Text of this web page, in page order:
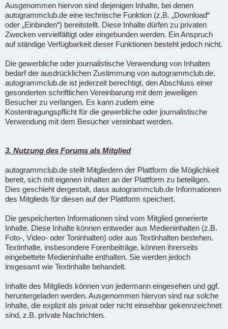
Ausgenommen hiervon sind diejenigen Inhalte, bei denen
autogrammclub.de eine technische Funktion (z.B. „Download“
oder „Einbinden“) bereitstellt. Diese Inhalte dürfen zu privaten
Zwecken vervielfältigt oder eingebunden werden. Ein Anspruch
auf ständige Verfügbarkeit dieser Funktionen besteht jedoch nicht.
Die gewerbliche oder journalistische Verwendung von Inhalten
bedarf der ausdrücklichen Zustimmung von autogrammclub.de.
autogrammclub.de ist jederzeit berechtigt, den Abschluss einer
gesonderten schriftlichen Vereinbarung mit dem jeweiligen
Besucher zu verlangen. Es kann zudem eine
Kostentragungspflicht für die gewerbliche oder journalistische
Verwendung mit dem Besucher vereinbart werden.
3. Nutzung des Forums als Mitglied
autogrammclub.de stellt Mitgliedern der Plattform die Möglichkeit
bereit, sich mit eigenen Inhalten an der Plattform zu beteiligen.
Dies geschieht dergestalt, dass autogrammclub.de Informationen
des Mitglieds für diesen auf der Plattform speichert.
Die gespeicherten Informationen sind vom Mitglied generierte
Inhalte. Diese Inhalte können entweder aus Medieninhalten (z.B.
Foto-, Video- oder Toninhalten) oder aus Textinhalten bestehen.
Textinhalte, insbesondere Forenbeiträge, können ihrerseits
eingebettete Medieninhalte enthalten. Sie werden jedoch
insgesamt wie Textinhalte behandelt.
Inhalte des Mitglieds können von jedermann eingesehen und ggf.
heruntergeladen werden. Ausgenommen hiervon sind nur solche
Inhalte, die explizit als privat oder nicht einsehbar gekennzeichnet
sind, z.B. private Nachrichten.